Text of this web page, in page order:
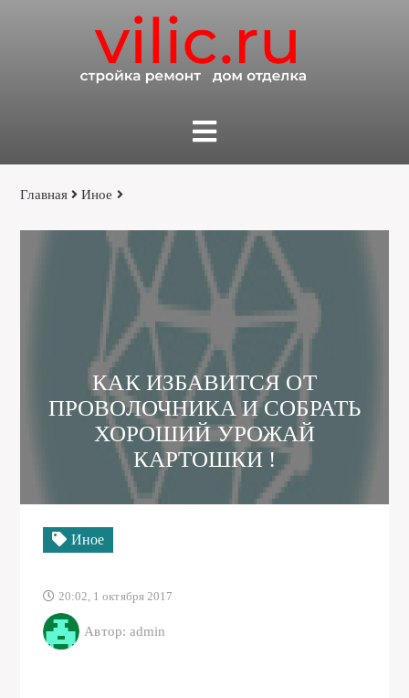
Главная Иное
КАК ИЗБАВИТСЯ ОТ
ПРОВОЛОЧНИКА И СОБРАТЬ
ХОРОШИЙ УРОЖАЙ
КАРТОШКИ !
Иное
20:02, 1 октября 2017
Автор: admin